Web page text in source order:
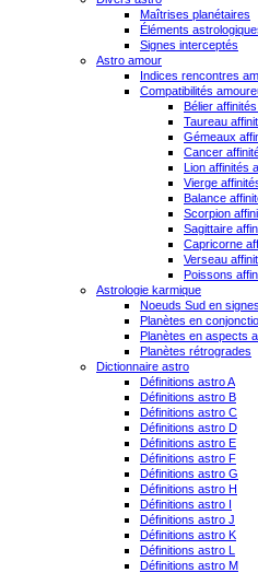
Maîtrises planétaires
Éléments
Signes interceptés
Astro amour
Indices rencontres
Compatibilités
Bélier
Taureau
Gémeaux
Cancer
Lion affinités
Vierge
Balance
Scorpion
Sagittaire
Capricorne
Verseau
Poissons
Astrologie karmique
Noeuds Sud en signes
Planètes en
Planètes en aspects
Planètes rétrogrades
Dictionnaire astro
Définitions astro A
Définitions astro B
Définitions astro C
Définitions astro D
Définitions astro E
Définitions astro F
Définitions astro G
Définitions astro H
Définitions astro I
Définitions astro J
Définitions astro K
Définitions astro L
Définitions astro M